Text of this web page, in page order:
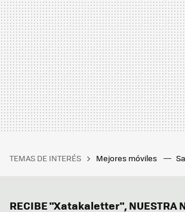
TEMAS DE INTERÉS Mejores móviles
RECIBE "Xatakaletter", NUESTRA